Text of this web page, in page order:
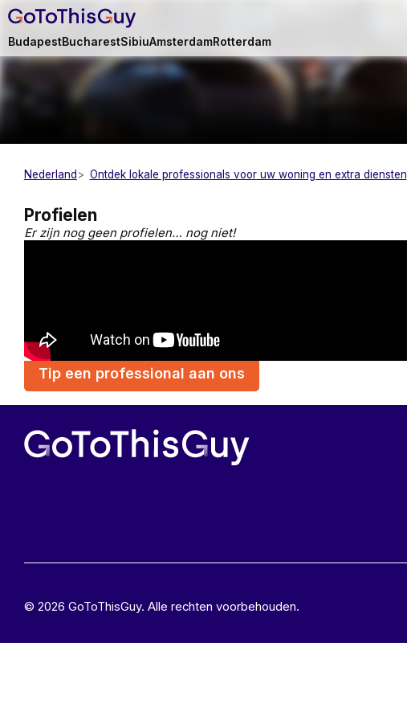
BudapestBucharestSibiuAmsterdamRotterdam
Nederland Ontdek lokale professionals voor uw woning en extra diensten
Profielen
Er zijn nog geen profielen… nog niet!
Tip een professional aan ons
© 2026 GoToThisGuy. Alle rechten voorbehouden.